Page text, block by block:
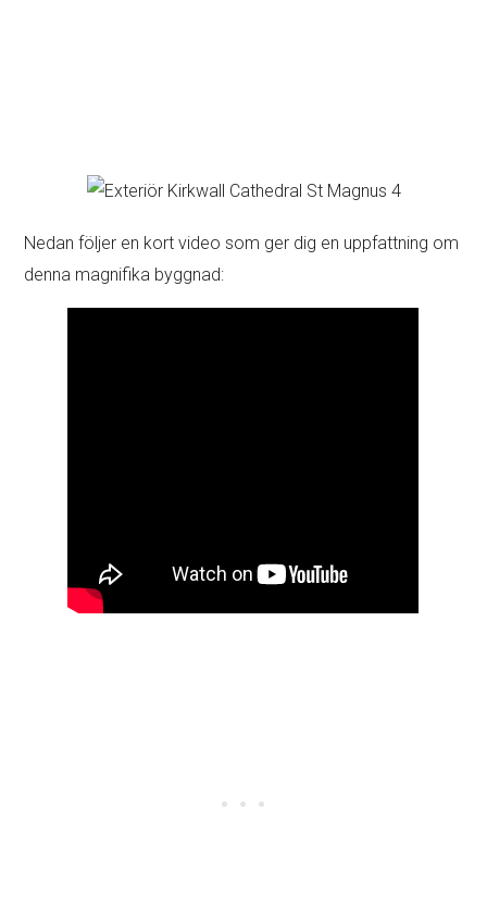
Nedan följer en kort video som ger dig en uppfattning om
denna magnifika byggnad: